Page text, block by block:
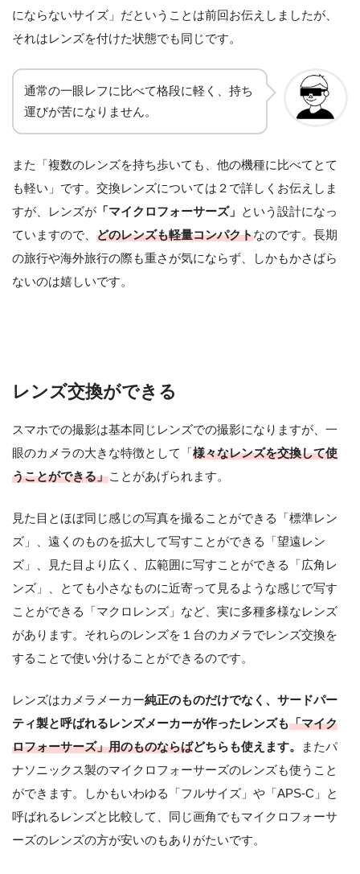
にならないサイズ」だということは前回お伝えしましたが、
それはレンズを付けた状態でも同じです。
通常の一眼レフに比べて格段に軽く、持ち
運びが苦になりません。
また「複数のレンズを持ち歩いても、他の機種に比べてとて
も軽い」です。交換レンズについては２で詳しくお伝えしま
すが、レンズが 「マイクロフォーサーズ」 という設計になっ
ていますので、 どのレンズも軽量コンパクトなのです。長期
の旅行や海外旅行の際も重さが気にならず、しかもかさばら
ないのは嬉しいです。
レンズ交換ができる
スマホでの撮影は基本同じレンズでの撮影になりますが、一
眼のカメラの大きな特徴として「様々なレンズを交換して使
うことができる」ことがあげられます。
見た目とほぼ同じ感じの写真を撮ることができる「標準レン
ズ」、遠くのものを拡大して写すことができる「望遠レン
ズ」、見た目より広く、広範囲に写すことができる「広角レ
ンズ」、とても小さなものに近寄って見るような感じで写す
ことができる「マクロレンズ」など、実に多種多様なレンズ
があります。それらのレンズを１台のカメラでレンズ交換を
することで使い分けることができるのです。
レンズはカメラメーカー純正のものだけでなく、サードパー
ティ製と呼ばれるレンズメーカーが作ったレンズも「マイク
ロフォーサーズ」用のものならばどちらも使えます。
またパ
ナソニックス製のマイクロフォーサーズのレンズも使うこと
ができます。しかもいわゆる「フルサイズ」や「APS-C」と
呼ばれるレンズと比較して、同じ画角でもマイクロフォーサ
ーズのレンズの方が安いのもありがたいです。